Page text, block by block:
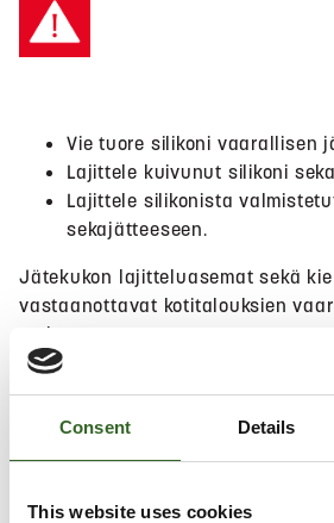
Consent Details
This website uses cookies
Vie tuore silikoni vaarallisen
Lajittele kuivunut silikoni
Lajittele silikonista
sekajätteeseen.
Jätekukon lajitteluasemat sekä
vastaanottavat kotitalouksien
maksutta.